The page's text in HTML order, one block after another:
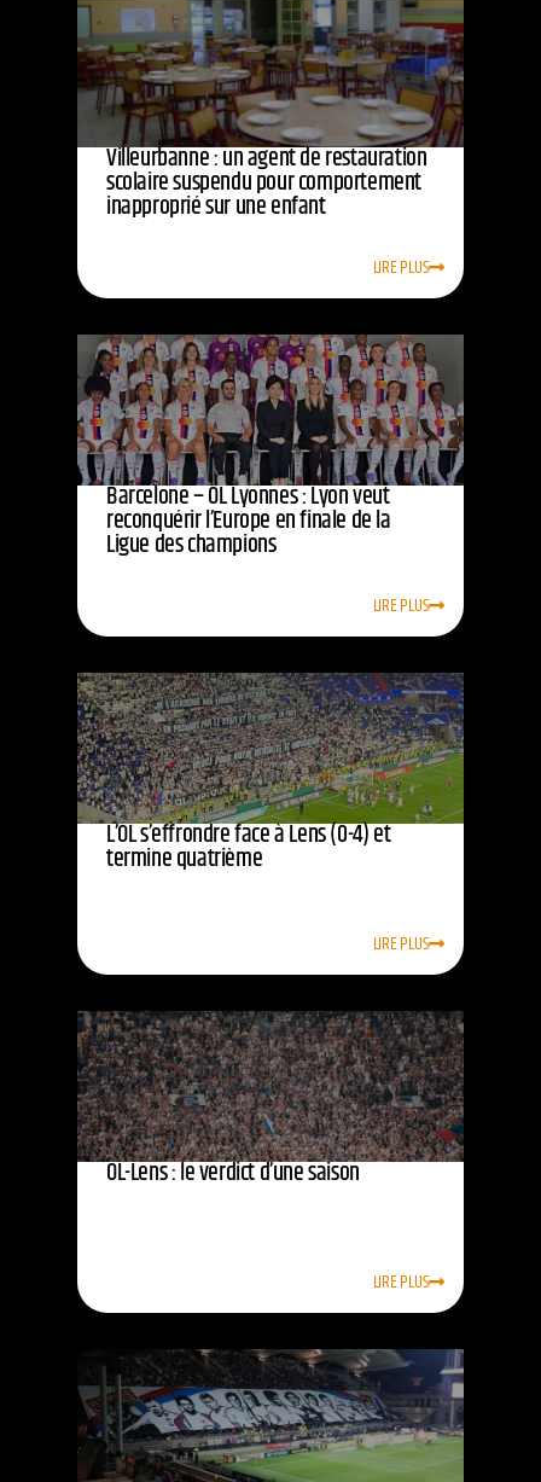
Villeurbanne : un agent de restauration
scolaire suspendu pour comportement
inapproprié sur une enfant
LIRE PLUS
Barcelone – OL Lyonnes : Lyon veut
reconquérir l’Europe en finale de la
Ligue des champions
LIRE PLUS
L’OL s’effrondre face à Lens (0-4) et
termine quatrième
LIRE PLUS
OL-Lens : le verdict d’une saison
LIRE PLUS